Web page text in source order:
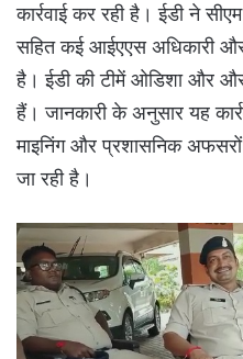
कार्रवाई कर रही है। ईडी ने
सहित कई आईएएस अधिकारी और
है। ईडी की टीमें ओडिशा और और
हैं। जानकारी के अनुसार यह
माइनिंग और प्रशासनिक
जा रही है।